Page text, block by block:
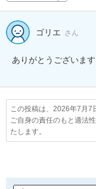
ゴリエ さん
この投稿は、2026年7月7
ご自身の責任のもと適法
たします。